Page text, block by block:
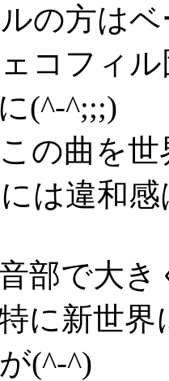
の方は
コフィ
(^-^;;;)
の曲を
は違和
部で大
に新世
(^-^)